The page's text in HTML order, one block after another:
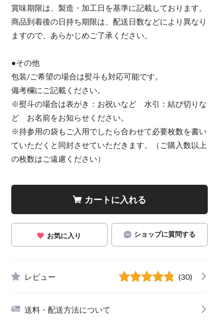
賞味期限は、製造・加工日を基準に記載しております。
商品到着後の日持ち期限は、配送日数などにより異なり
ますので、あらかじめご了承ください。
●その他
包装/ご希望の場合は熨斗も対応可能です。
備考欄にご記載ください。
※熨斗の場合は表がき：お祝いなど 水引：結び切りな
ど お名前をお知らせください。
※持参用の袋もご入用でしたら合わせて必要枚数を書い
ていただくと同封させていただきます。（ご購入数以上
の枚数はご遠慮ください）
カートに入れる
お気に入り ショップに質問する
レビュー (30)
送料・配送方法について